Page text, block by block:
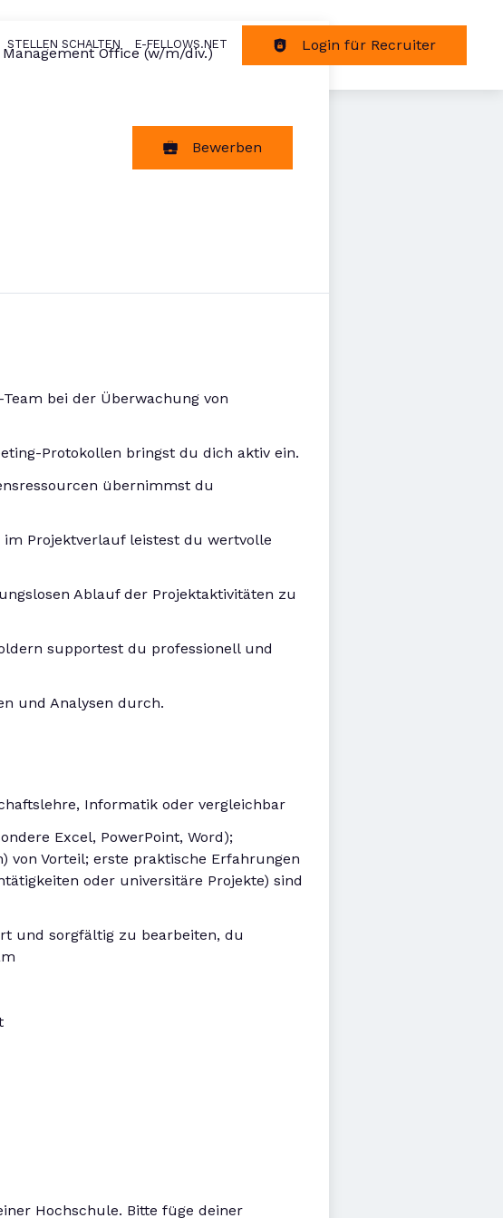
Haupt-Navigation
STELLEN SCHALTEN E-FELLOWS.NET Login für Recruiter
Office (w/m/div.)
Bewerben
bei der Überwachung von
Protokollen bringst du dich aktiv ein.
übernimmst du
Projektverlauf leistest du wertvolle
Ablauf der Projektaktivitäten zu
supportest du professionell und
und Analysen durch.
Informatik oder vergleichbar
Excel, PowerPoint, Word);
von Vorteil; erste praktische Erfahrungen
oder universitäre Projekte) sind
und sorgfältig zu bearbeiten, du
Hochschule. Bitte füge deiner